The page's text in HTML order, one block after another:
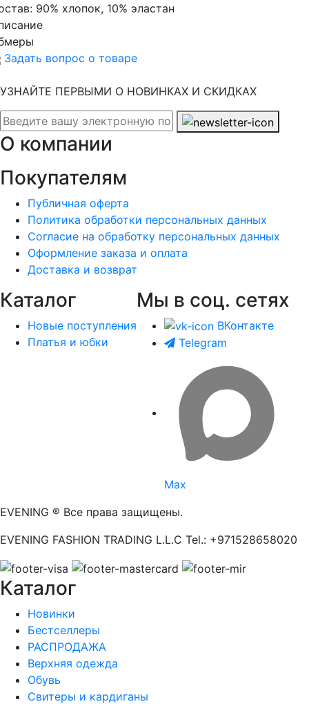
90% хлопок, 10% эластан
Задать вопрос о товаре
УЗНАЙТЕ ПЕРВЫМИ О НОВИНКАХ И СКИДКАХ
О компании
Покупателям
Публичная оферта
Политика обработки персональных данных
Согласие на обработку персональных данных
Оформление заказа и оплата
Доставка и возврат
Каталог
Новые поступления
Платья и юбки
Мы в соц. сетях
ВКонтакте
Telegram
Max
EVENING ® Все права защищены.
EVENING FASHION TRADING L.L.C Tel.: +971528658020
Каталог
Новинки
Бестселлеры
РАСПРОДАЖА
Верхняя одежда
Обувь
Свитеры и кардиганы